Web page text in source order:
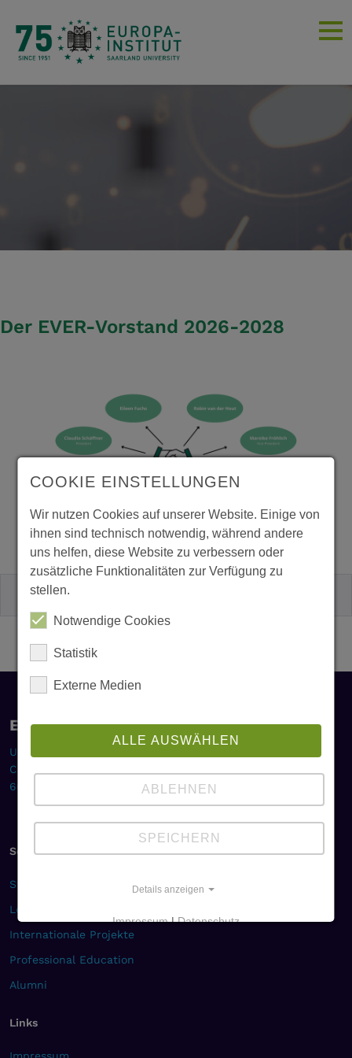
Der EVER-Vorstand 2026-2028
Kontakt
Europa-Institut
Universität des Saarlandes
Campus, Gebäude B2 1
66123 Saarbrücken
Seiten
Studium & Karriere
Lehre & Forschung
Internationale Projekte
Professional Education
Alumni
Links
COOKIE EINSTELLUNGEN
Wir nutzen Cookies auf unserer Website. Einige von
ihnen sind technisch notwendig, während andere
uns helfen, diese Website zu verbessern oder
zusätzliche Funktionalitäten zur Verfügung zu
stellen.
Notwendige Cookies
Statistik
Externe Medien
ALLE AUSWÄHLEN
ABLEHNEN
SPEICHERN
Details anzeigen
Impressum|Datenschutz